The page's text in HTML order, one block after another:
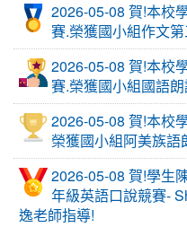
2026-05-08 賀!本校
賽.榮獲國小組作文
2026-05-08 賀!本校
賽.榮獲國小組國語
2026-05-08 賀!本校
榮獲國小組阿美族語
2026-05-08 賀!學生
年級英語口說競賽-
逸老師指導!